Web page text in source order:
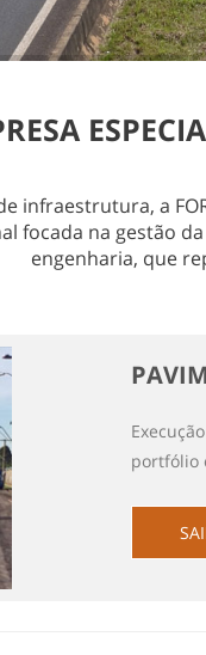
infraestrutura, a
focada na gestão
engenharia, que
portfólio